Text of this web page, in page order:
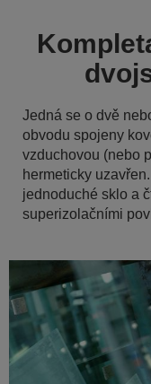
Jedná se o dvě
obvodu spojeny
vzduchovou (nebo
hermeticky
jednoduché sklo a
superizolačními